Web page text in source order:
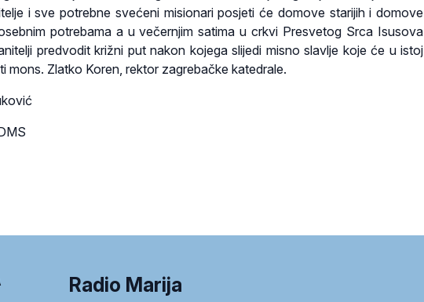
i sve potrebne svećeni misionari posjeti će domove starijih i domove
potrebama a u večernjim satima u crkvi Presvetog Srca Isusova
predvodit križni put nakon kojega slijedi misno slavlje koje će u istoj
mons. Zlatko Koren, rektor zagrebačke katedrale.
Radio Marija